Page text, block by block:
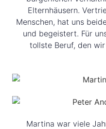
Elternhäusern.
Menschen, hat uns
und begeistert. Für
tollste Beruf, den
Martina war viele